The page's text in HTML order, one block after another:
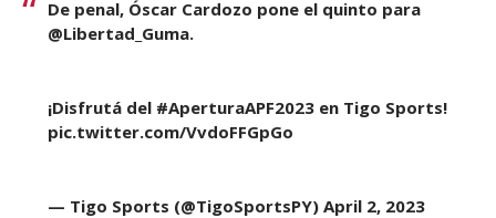
De penal, Óscar Cardozo pone el quinto para
@Libertad_Guma.
¡Disfrutá del #AperturaAPF2023en Tigo Sports!
pic.twitter.com/VvdoFFGpGo
— Tigo Sports (@TigoSportsPY) April 2, 2023